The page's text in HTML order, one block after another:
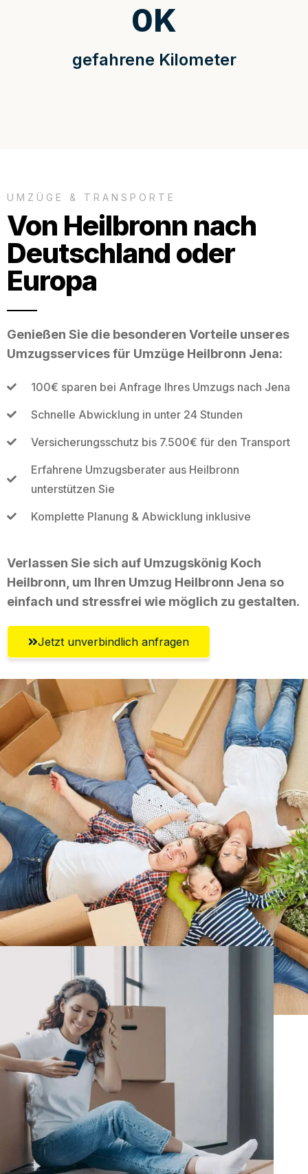
gefahrene Kilometer
0K
UMZÜGE & TRANSPORTE
Von Heilbronn nach
Deutschland oder
Europa
Genießen Sie die besonderen Vorteile unseres
Umzugsservices für Umzüge Heilbronn Jena:
100€ sparen bei Anfrage Ihres Umzugs nach Jena
Schnelle Abwicklung in unter 24 Stunden
Versicherungsschutz bis 7.500€ für den Transport
Erfahrene Umzugsberater aus Heilbronn
unterstützen Sie
Komplette Planung & Abwicklung inklusive
Verlassen Sie sich auf Umzugskönig Koch
Heilbronn, um Ihren Umzug Heilbronn Jena so
einfach und stressfrei wie möglich zu gestalten.
Jetzt unverbindlich anfragen